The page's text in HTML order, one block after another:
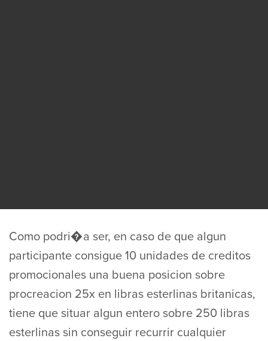
Como podri�a ser, en caso de que algun
participante consigue 10 unidades de creditos
promocionales una buena posicion sobre
procreacion 25x en libras esterlinas britanicas,
tiene que situar algun entero sobre 250 libras
esterlinas sin conseguir recurrir cualquier